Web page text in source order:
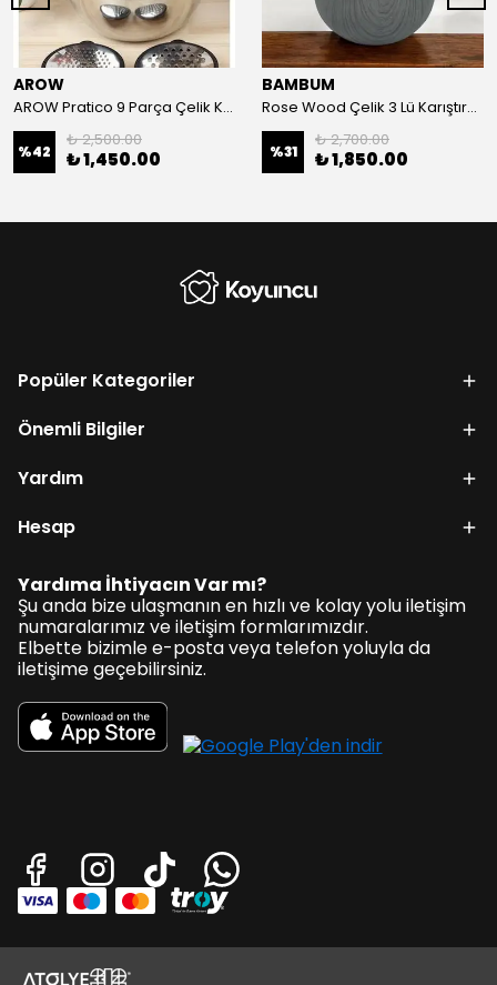
AROW
AROW Pratico 9 Parça Çelik Karıştırma Kabı 26/20/16 CM
%42
₺ 2,500.00
₺ 1,450.00
BAMBUM
Rose Wood Çelik 3 Lü Karıştırma Kabı
%31
₺ 2,700.00
₺ 1,850.00
Popüler Kategoriler
Önemli Bilgiler
Yardım
Hesap
Yardıma İhtiyacın Var mı?
Şu anda bize ulaşmanın en hızlı ve kolay yolu iletişim
numaralarımız ve iletişim formlarımızdır.
Elbette bizimle e-posta veya telefon yoluyla da
iletişime geçebilirsiniz.